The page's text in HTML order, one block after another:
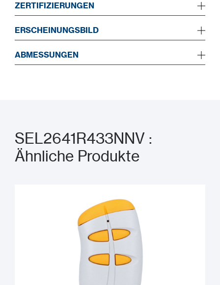
ZERTIFIZIERUNGEN
ERSCHEINUNGSBILD
ABMESSUNGEN
SEL2641R433NNV :
Ähnliche Produkte